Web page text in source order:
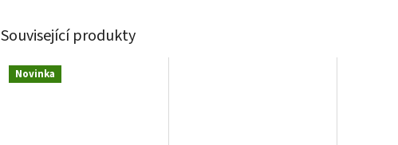
Související produkty
Novinka